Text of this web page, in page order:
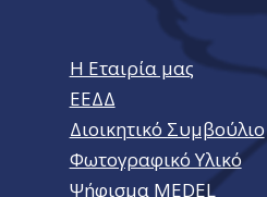
Η Εταιρία μας
ΕΕΔΔ
Διοικητικό Συμβούλιο
Φωτογραφικό Υλικό
Ψήφισμα MEDEL